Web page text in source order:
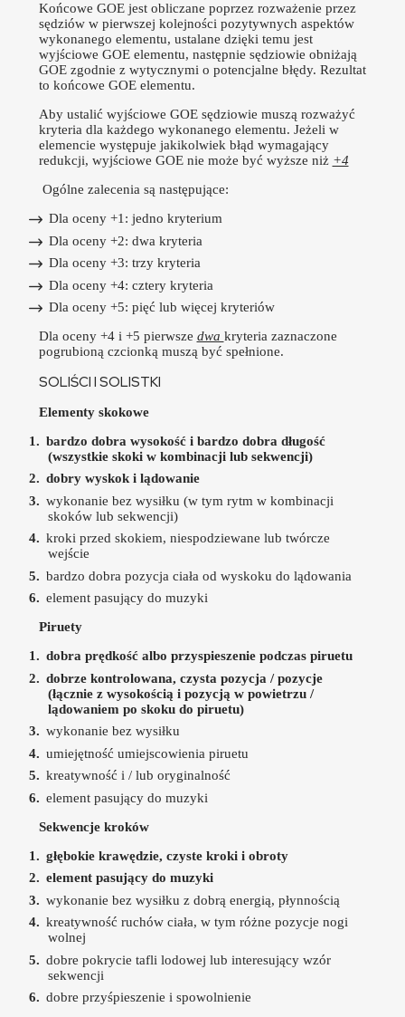
Końcowe GOE jest obliczane poprzez rozważenie przez
sędziów w pierwszej kolejności pozytywnych aspektów
wykonanego elementu, ustalane dzięki temu jest
wyjściowe GOE elementu, następnie sędziowie obniżają
GOE zgodnie z wytycznymi o potencjalne błędy. Rezultat
to końcowe GOE elementu.
Aby ustalić wyjściowe GOE sędziowie muszą rozważyć
kryteria dla każdego wykonanego elementu. Jeżeli w
elemencie występuje jakikolwiek błąd wymagający
redukcji, wyjściowe GOE nie może być wyższe niż +4
Ogólne zalecenia są następujące:
Dla oceny +1: jedno kryterium
Dla oceny +2: dwa kryteria
Dla oceny +3: trzy kryteria
Dla oceny +4: cztery kryteria
Dla oceny +5: pięć lub więcej kryteriów
Dla oceny +4 i +5 pierwsze dwa kryteria zaznaczone
pogrubioną czcionką muszą być spełnione.
SOLIŚCI I SOLISTKI
Elementy skokowe
bardzo dobra wysokość i bardzo dobra długość
(wszystkie skoki w kombinacji lub sekwencji)
dobry wyskok i lądowanie
wykonanie bez wysiłku (w tym rytm w kombinacji
skoków lub sekwencji)
kroki przed skokiem, niespodziewane lub twórcze
wejście
bardzo dobra pozycja ciała od wyskoku do lądowania
element pasujący do muzyki
Piruety
dobra prędkość albo przyspieszenie podczas piruetu
dobrze kontrolowana, czysta pozycja / pozycje
(łącznie z wysokością i pozycją w powietrzu /
lądowaniem po skoku do piruetu)
wykonanie bez wysiłku
umiejętność umiejscowienia piruetu
kreatywność i / lub oryginalność
element pasujący do muzyki
Sekwencje kroków
głębokie krawędzie, czyste kroki i obroty
element pasujący do muzyki
wykonanie bez wysiłku z dobrą energią, płynnością
kreatywność ruchów ciała, w tym różne pozycje nogi
wolnej
dobre pokrycie tafli lodowej lub interesujący wzór
sekwencji
dobre przyśpieszenie i spowolnienie